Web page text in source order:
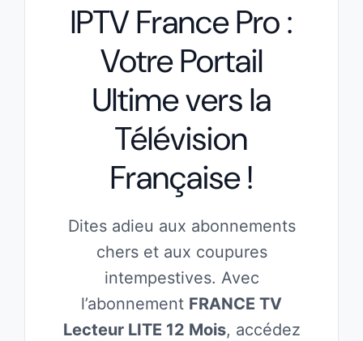
IPTV France Pro :
Votre Portail
Ultime vers la
Télévision
Française !
Dites adieu aux abonnements
chers et aux coupures
intempestives. Avec
l’abonnement FRANCE TV
Lecteur LITE 12 Mois, accédez